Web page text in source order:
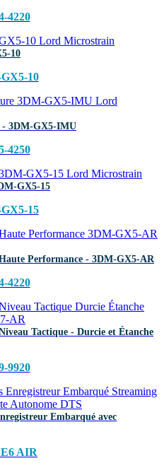
4220
10
10
3DM-GX5-IMU
4250
GX5-15
15
Performance - 3DM-GX5-AR
4220
Tactique - Durcie et Étanche
9920
Embarqué avec
AIR